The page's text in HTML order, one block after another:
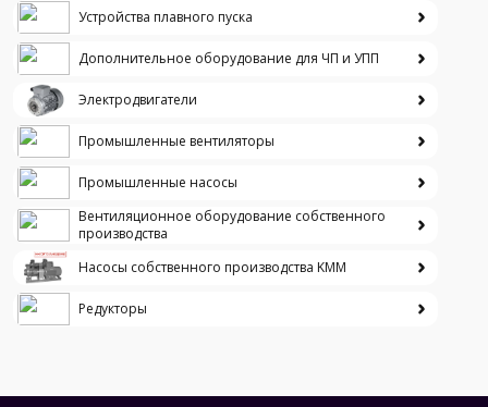
Устройства плавного пуска
Дополнительное оборудование для ЧП и УПП
Электродвигатели
Промышленные вентиляторы
Промышленные насосы
Вентиляционное оборудование собственного
производства
Насосы собственного производства KMM
Редукторы